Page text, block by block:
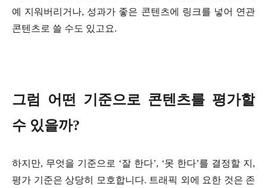
예 지워버리거나, 성과가 좋은 콘텐츠에 링크를 넣어 연관
콘텐츠로 쓸 수도 있고요.
그럼 어떤 기준으로 콘텐츠를 평가할
수 있을까?
하지만, 무엇을 기준으로 ‘잘 한다’, ‘못 한다’를 결정할 지,
평가 기준은 상당히 모호합니다. 트래픽 외에 요한 것은 존